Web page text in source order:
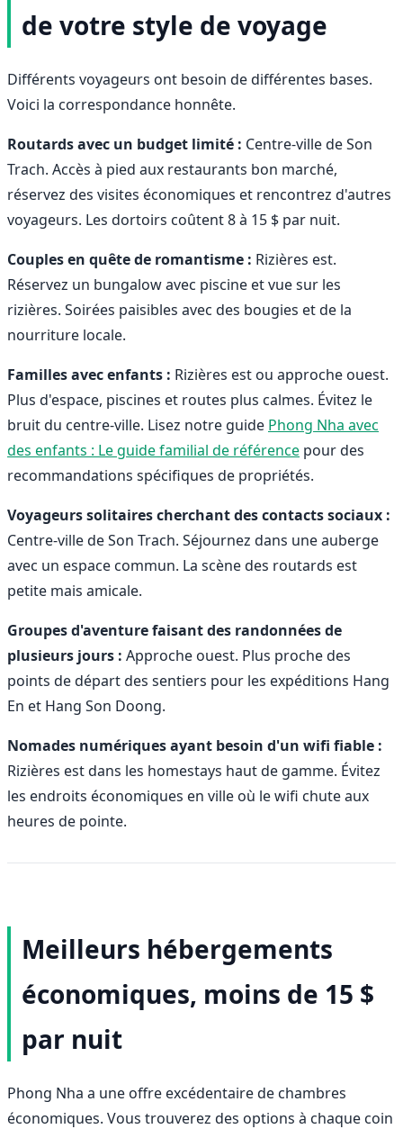
de votre style de voyage
Différents voyageurs ont besoin de différentes bases.
Voici la correspondance honnête.
Routards avec un budget limité : Centre-ville de Son
Trach. Accès à pied aux restaurants bon marché,
réservez des visites économiques et rencontrez d'autres
voyageurs. Les dortoirs coûtent 8 à 15 $ par nuit.
Couples en quête de romantisme : Rizières est.
Réservez un bungalow avec piscine et vue sur les
rizières. Soirées paisibles avec des bougies et de la
nourriture locale.
Familles avec enfants : Rizières est ou approche ouest.
Plus d'espace, piscines et routes plus calmes. Évitez le
bruit du centre-ville. Lisez notre guide Phong Nha avec
des enfants : Le guide familial de référence pour des
recommandations spécifiques de propriétés.
Voyageurs solitaires cherchant des contacts sociaux :
Centre-ville de Son Trach. Séjournez dans une auberge
avec un espace commun. La scène des routards est
petite mais amicale.
Groupes d'aventure faisant des randonnées de
plusieurs jours : Approche ouest. Plus proche des
points de départ des sentiers pour les expéditions Hang
En et Hang Son Doong.
Nomades numériques ayant besoin d'un wifi fiable :
Rizières est dans les homestays haut de gamme. Évitez
les endroits économiques en ville où le wifi chute aux
heures de pointe.
Meilleurs hébergements
économiques, moins de 15 $
par nuit
Phong Nha a une offre excédentaire de chambres
économiques. Vous trouverez des options à chaque coin